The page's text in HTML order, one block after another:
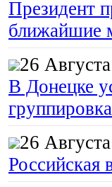
Президент
ближайшие
26
В Донецке
26
Российская